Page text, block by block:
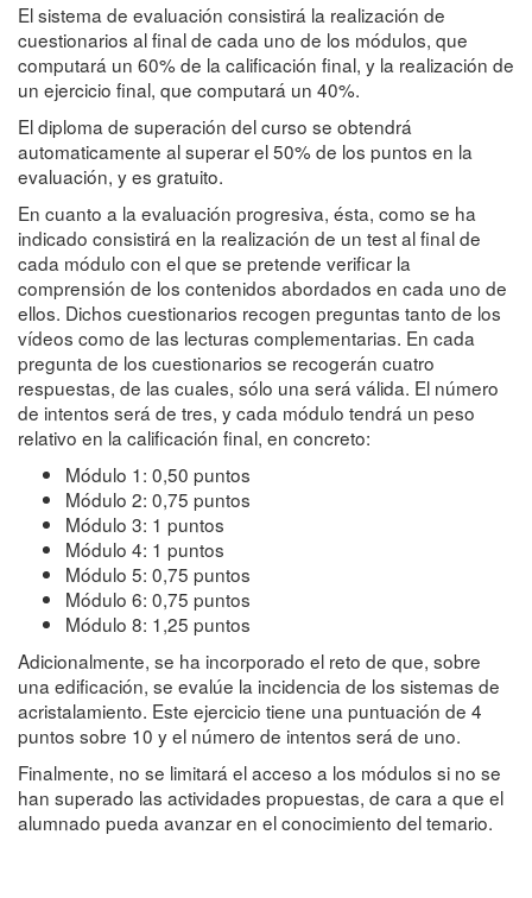
El sistema de evaluación consistirá la realización de
cuestionarios al final de cada uno de los módulos, que
computará un 60% de la calificación final, y la realización de
un ejercicio final, que computará un 40%.
El diploma de superación del curso se obtendrá
automaticamente al superar el 50% de los puntos en la
evaluación, y es gratuito.
En cuanto a la evaluación progresiva, ésta, como se ha
indicado consistirá en la realización de un test al final de
cada módulo con el que se pretende verificar la
comprensión de los contenidos abordados en cada uno de
ellos. Dichos cuestionarios recogen preguntas tanto de los
vídeos como de las lecturas complementarias. En cada
pregunta de los cuestionarios se recogerán cuatro
respuestas, de las cuales, sólo una será válida. El número
de intentos será de tres, y cada módulo tendrá un peso
relativo en la calificación final, en concreto:
Módulo 1: 0,50 puntos
Módulo 2: 0,75 puntos
Módulo 3: 1 puntos
Módulo 4: 1 puntos
Módulo 5: 0,75 puntos
Módulo 6: 0,75 puntos
Módulo 8: 1,25 puntos
Adicionalmente, se ha incorporado el reto de que, sobre
una edificación, se evalúe la incidencia de los sistemas de
acristalamiento. Este ejercicio tiene una puntuación de 4
puntos sobre 10 y el número de intentos será de uno.
Finalmente, no se limitará el acceso a los módulos si no se
han superado las actividades propuestas, de cara a que el
alumnado pueda avanzar en el conocimiento del temario.